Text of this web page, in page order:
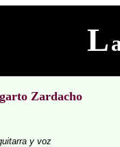
L
Zardacho
y voz